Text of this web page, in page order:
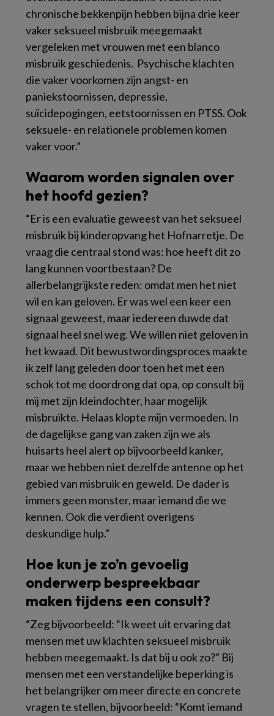
chronische bekkenpijn hebben bijna drie keer
vaker seksueel misbruik meegemaakt
vergeleken met vrouwen met een blanco
misbruik geschiedenis. Psychische klachten
die vaker voorkomen zijn angst- en
paniekstoornissen, depressie,
suïcidepogingen, eetstoornissen en PTSS. Ook
seksuele- en relationele problemen komen
vaker voor.”
Waarom worden signalen over
het hoofd gezien?
“Er is een evaluatie geweest van het seksueel
misbruik bij kinderopvang het Hofnarretje. De
vraag die centraal stond was: hoe heeft dit zo
lang kunnen voortbestaan? De
allerbelangrijkste reden: omdat men het niet
wil en kan geloven. Er was wel een keer een
signaal geweest, maar iedereen duwde dat
signaal heel snel weg. We willen niet geloven in
het kwaad. Dit bewustwordingsproces maakte
ik zelf lang geleden door toen het met een
schok tot me doordrong dat opa, op consult bij
mij met zijn kleindochter, haar mogelijk
misbruikte. Helaas klopte mijn vermoeden. In
de dagelijkse gang van zaken zijn we als
huisarts heel alert op bijvoorbeeld kanker,
maar we hebben niet dezelfde antenne op het
gebied van misbruik en geweld. De dader is
immers geen monster, maar iemand die we
kennen. Ook die verdient overigens
deskundige hulp.”
Hoe kun je zo’n gevoelig
onderwerp bespreekbaar
maken tijdens een consult?
“Zeg bijvoorbeeld: “Ik weet uit ervaring dat
mensen met uw klachten seksueel misbruik
hebben meegemaakt. Is dat bij u ook zo?” Bij
mensen met een verstandelijke beperking is
het belangrijker om meer directe en concrete
vragen te stellen, bijvoorbeeld: “Komt iemand